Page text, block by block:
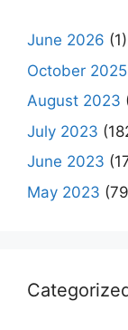
June 2026 (1)
October 2025
August 2023
July 2023
June 2023
May 2023